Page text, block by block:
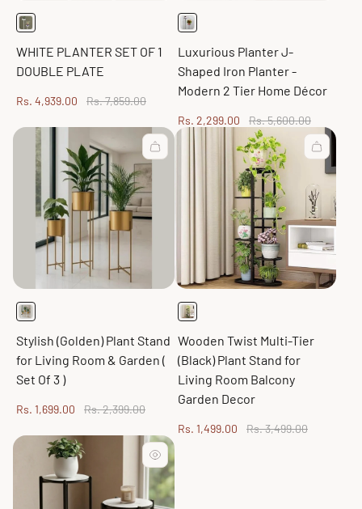
WHITE PLANTER SET OF 1
DOUBLE PLATE
Sale
Rs. 4,939.00
Regular
Rs. 7,859.00
Luxurious Planter J-
Shaped Iron Planter -
Modern 2 Tier Home Décor
Sale
price
Rs. 2,299.00
Regular
price
Rs. 5,600.00
Stylish (Golden) Plant Stand
for Living Room & Garden (
Set Of 3 )
Sale
Rs. 1,699.00
Regular
Rs. 2,399.00
Wooden Twist Multi-Tier
(Black) Plant Stand for
Living Room Balcony
Garden Decor
Sale
Rs. 1,499.00
Regular
Rs. 3,499.00